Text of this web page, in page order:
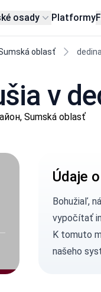
osady Platformy
oblasť
v
Sumská oblasť
Údaje
Bohužiaľ,
vypočítať
K tomuto
našeho